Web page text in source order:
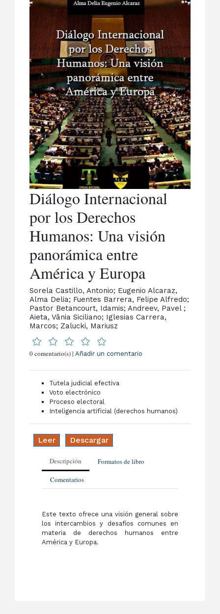
Diálogo Internacional
por los Derechos
Humanos: Una visión
panorámica entre
América y Europa
Sorela Castillo, Antonio; Eugenio Alcaraz,
Alma Delia; Fuentes Barrera, Felipe Alfredo;
Pastor Betancourt, Idamis; Andreev, Pavel ;
Aieta, Vânia Siciliano; Iglesias Carrera,
Marcos; Zalucki, Mariusz
0 comentario(s) |Añadir un comentario
Tutela judicial efectiva
Voto electrónico
Proceso electoral
Inteligencia artificial (derechos humanos)
Leer Descargar
Descripción Formatos de libro
Comentarios
Este texto ofrece una visión general sobre
los intercambios y desafíos comunes en
materia de derechos humanos entre
América y Europa.